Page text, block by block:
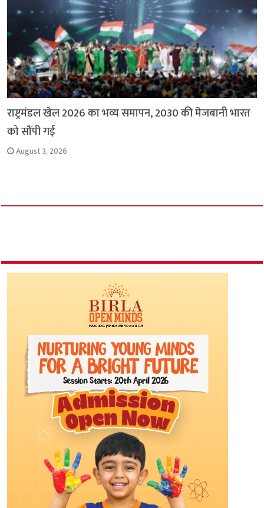
राष्ट्रमंडल खेल 2026 का भव्य समापन, 2030 की मेजबानी भारत
को सौंपी गई
August 3, 2026